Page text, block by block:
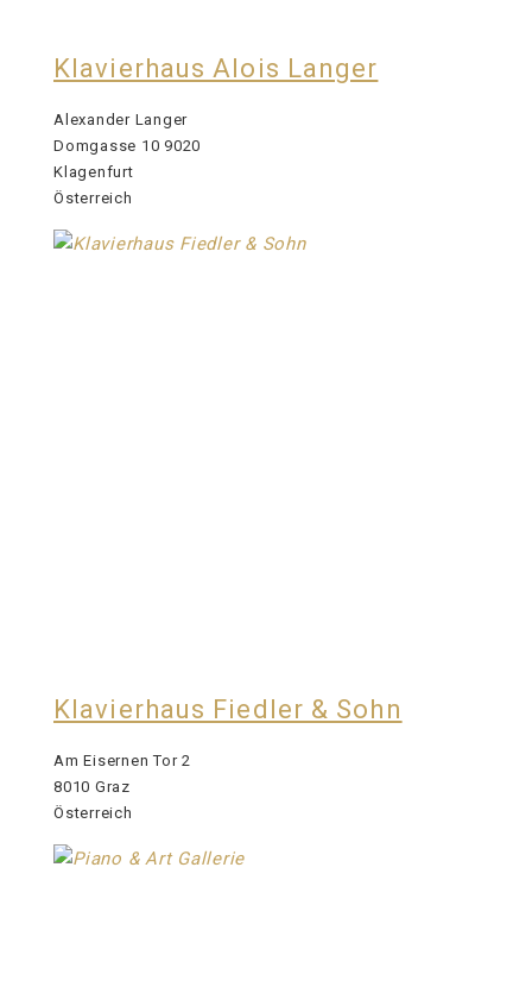
Klavierhaus Alois Langer
Alexander Langer
Domgasse 10 9020
Klagenfurt
Österreich
Klavierhaus Fiedler & Sohn
Am Eisernen Tor 2
8010 Graz
Österreich